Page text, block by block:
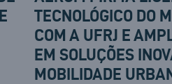
TECNOLÓGICO DO
COM A UFRJ E
EM SOLUÇÕES
MOBILIDADE